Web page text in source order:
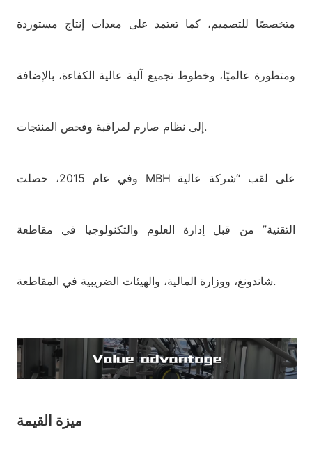
متخصصًا للتصميم، كما تعتمد على معدات إنتاج مستوردة
ومتطورة عالميًا، وخطوط تجميع آلية عالية الكفاءة، بالإضافة
إلى نظام صارم لمراقبة وفحص المنتجات.
وفي عام 2015، حصلت MBH على لقب “شركة عالية
التقنية” من قبل إدارة العلوم والتكنولوجيا في مقاطعة
شاندونغ، ووزارة المالية، والهيئات الضريبية في المقاطعة.
ميزة القيمة